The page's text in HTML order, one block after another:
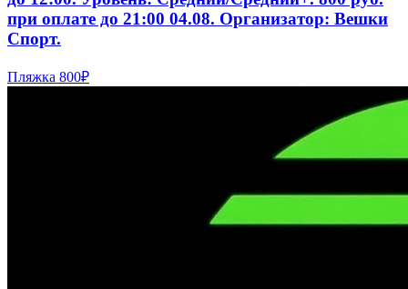
при оплате до 21:00 04.08. Организатор: Вешки
Спорт.
Пляжка 800₽